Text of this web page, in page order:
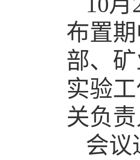
布置
部、
实验
关负
会议